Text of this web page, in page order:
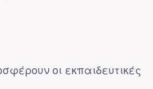
οι εκπαιδευτικές